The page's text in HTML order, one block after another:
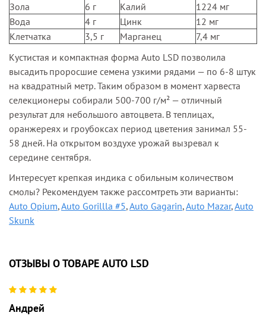
Зола
6 г Калий
1224 мг
Вода
4 г Цинк
12 мг
Клетчатка
3,5 г Марганец
7,4 мг
Кустистая и компактная форма Auto LSD позволила
высадить проросшие семена узкими рядами — по 6-8 штук
на квадратный метр. Таким образом в момент харвеста
селекционеры собирали 500-700 г/м² — отличный
результат для небольшого автоцвета. В теплицах,
оранжереях и гроубоксах период цветения занимал 55-
58 дней. На открытом воздухе урожай вызревал к
середине сентября.
Интересует крепкая индика с обильным количеством
смолы? Рекомендуем также рассомтреть эти варианты:
Auto Opium,Auto Gorillla #5,Auto Gagarin,Auto Mazar,Auto
Skunk
ОТЗЫВЫ О ТОВАРЕ AUTO LSD
Андрей